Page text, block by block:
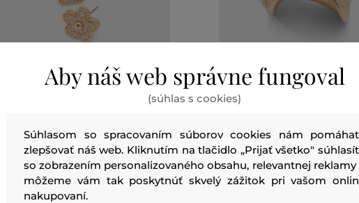
23,90 €
Jedna veľkosť
ZĽAVA -70 %
Dostupné veľkosti:
5
7, 9, 10
Aby náš web správne fungoval
(súhlas s cookies)
Súhlasom so spracovaním súborov cookies nám
zlepšovať náš web. Kliknutím na tlačidlo „Prijať všetko"
so zobrazením personalizovaného obsahu, relevantnej reklamy
môžeme vám tak poskytnúť skvelý zážitok pri vašom
nakupovaní.